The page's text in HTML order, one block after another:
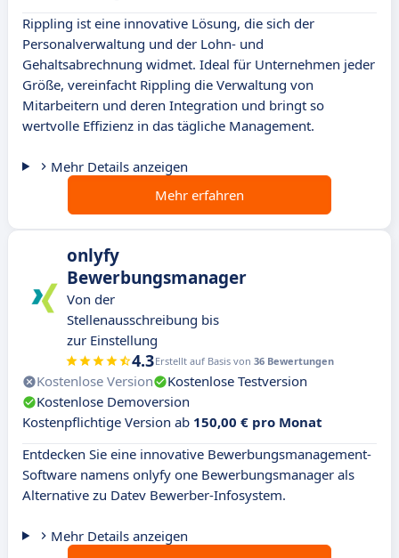
Rippling ist eine innovative Lösung, die sich der
Personalverwaltung und der Lohn- und
Gehaltsabrechnung widmet. Ideal für Unternehmen jeder
Größe, vereinfacht Rippling die Verwaltung von
Mitarbeitern und deren Integration und bringt so
wertvolle Effizienz in das tägliche Management.
Mehr Details anzeigen
Mehr erfahren
onlyfy
Bewerbungsmanager
Von der
Stellenausschreibung bis
zur Einstellung
4.3Erstellt auf Basis von 36 Bewertungen
Kostenlose Version
Kostenlose Testversion
Kostenlose Demoversion
Kostenpflichtige Version ab 150,00 € pro Monat
Entdecken Sie eine innovative Bewerbungsmanagement-
Software namens onlyfy one Bewerbungsmanager als
Alternative zu Datev Bewerber-Infosystem.
Mehr Details anzeigen